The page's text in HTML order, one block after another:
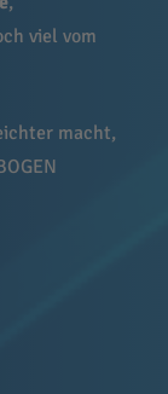
viel vom
macht,